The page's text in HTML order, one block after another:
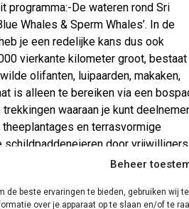
Beheer
de beste ervaringen te bieden, gebruiken wij
over je apparaat op te slaan en/of te
programma:-De wateren rond Sri
Whales & Sperm Whales’. In de
je een redelijke kans dus ook
vierkante kilometer groot, bestaat
olifanten, luipaarden, makaken,
is alleen te bereiken via een
waaraan je kunt
en terrasvormige
schildpaddeneieren door vrijwilligers
al meer dan 500.000
eigen ogen zien hoe de eieren
Op deze reis is enorm veel te